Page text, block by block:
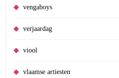
vengaboys
verjaardag
viool
vlaamse artiesten